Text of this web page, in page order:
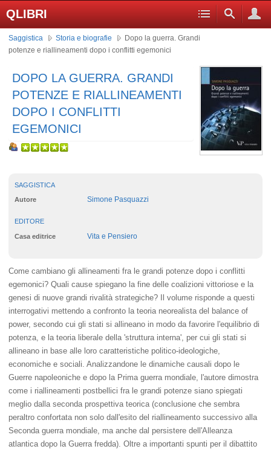
QLIBRI
Saggistica Storia e biografie
Dopo la guerra. Grandi
potenze e riallineamenti dopo i conflitti egemonici
DOPO LA GUERRA. GRANDI
POTENZE E RIALLINEAMENTI
DOPO I CONFLITTI
EGEMONICI
SAGGISTICA
Autore Simone Pasquazzi
EDITORE
Casa editrice Vita e Pensiero
Come cambiano gli allineamenti fra le grandi potenze dopo i conflitti
egemonici? Quali cause spiegano la fine delle coalizioni vittoriose e la
genesi di nuove grandi rivalità strategiche? Il volume risponde a questi
interrogativi mettendo a confronto la teoria neorealista del balance of
power, secondo cui gli stati si allineano in modo da favorire l'equilibrio di
potenza, e la teoria liberale della 'struttura interna', per cui gli stati si
allineano in base alle loro caratteristiche politico-ideologiche,
economiche e sociali. Analizzandone le dinamiche causali dopo le
Guerre napoleoniche e dopo la Prima guerra mondiale, l'autore dimostra
come i riallineamenti postbellici fra le grandi potenze siano spiegati
meglio dalla seconda prospettiva teorica (conclusione che sembra
peraltro confortata non solo dall'esito del riallineamento successivo alla
Seconda guerra mondiale, ma anche dal persistere dell'Alleanza
atlantica dopo la Guerra fredda). Oltre a importanti spunti per il dibattito